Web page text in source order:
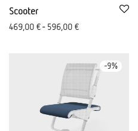
Scooter
469,00 €- 596,00 €
-9%